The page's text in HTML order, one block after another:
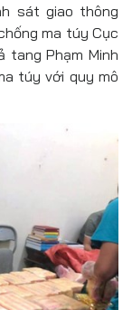
sát giao thông
ma túy Cục
tang Phạm Minh
túy với quy mô